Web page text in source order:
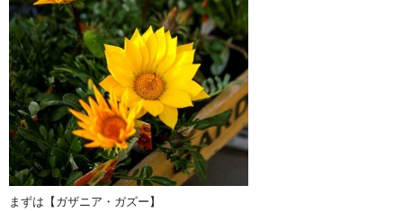
まずは【ガザニア・ガズー】